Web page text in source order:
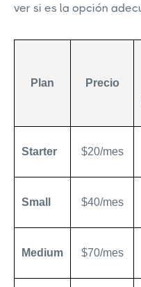
ver si es la opción
Plan Precio
Starter $20/mes
Small $40/mes
Medium $70/mes